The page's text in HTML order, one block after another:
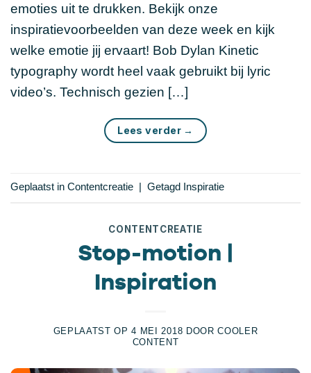
emoties uit te drukken. Bekijk onze
inspiratievoorbeelden van deze week en kijk
welke emotie jij ervaart! Bob Dylan Kinetic
typography wordt heel vaak gebruikt bij lyric
video’s. Technisch gezien […]
Lees verder →
Geplaatst in Contentcreatie | Getagd Inspiratie
CONTENTCREATIE
Stop-motion |
Inspiration
GEPLAATST OP4 MEI 2018 DOORCOOLER
CONTENT